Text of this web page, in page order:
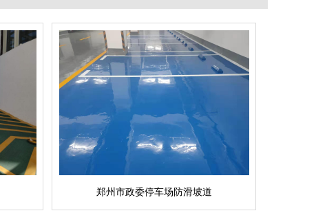
郑州市政委停车场防滑坡道
郑州市政委停车场防滑坡道
成功案例
立即询问
问 环氧地坪公司哪家好
在寻求环氧地坪公司的服务时，选择一家优质
的公司至关重要。那么，环氧地坪公司哪家好
呢？...
密封固化地坪和环氧地坪哪个比较好？
答
密封固化地坪和环氧地坪都是目前市场上比较
常见的地坪材料，它们各自有着不同的特点和适用
范围。对于选择哪...
问 环氧地坪漆被普遍使用的原因